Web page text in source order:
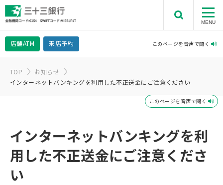
店舗ATM 来店予約 このページを音声で聞く
MENU
TOP
お知らせ
インターネットバンキングを利用した不正送金にご注意ください
このページを音声で聞く
インターネットバンキングを利
用した不正送金にご注意くださ
い